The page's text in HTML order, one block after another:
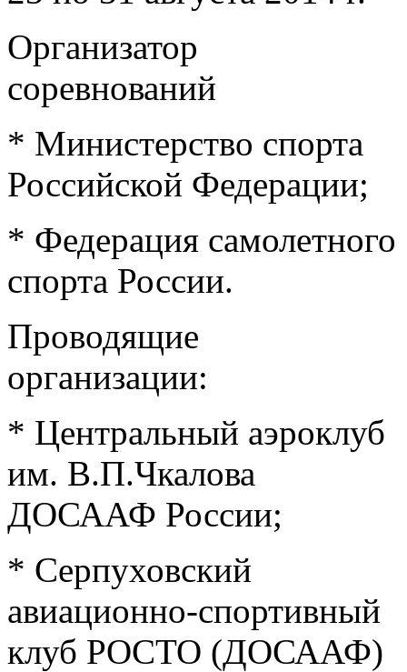
Организатор
соревнований
* Министерство спорта
Российской Федерации;
* Федерация самолетного
спорта России.
Проводящие
организации:
* Центральный аэроклуб
им. В.П.Чкалова
ДОСААФ России;
* Серпуховский
авиационно-спортивный
клуб РОСТО (ДОСААФ)